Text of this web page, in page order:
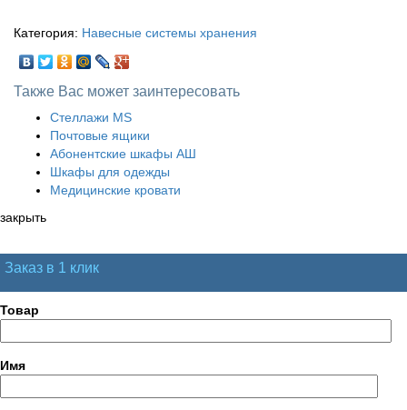
Категория: Навесные системы хранения
Также Вас может заинтересовать
Стеллажи MS
Почтовые ящики
Абонентские шкафы АШ
Шкафы для одежды
Медицинские кровати
закрыть
Заказ в 1 клик
Товар
Имя